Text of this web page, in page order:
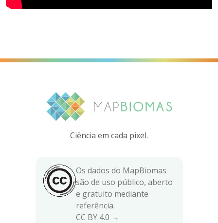
Ciência em cada pixel.
Os dados do MapBiomas
são de uso público, aberto
e gratuito mediante
referência.
CC BY 4.0 →